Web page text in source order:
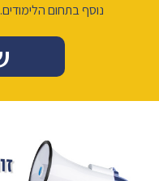
נוסף בתחום